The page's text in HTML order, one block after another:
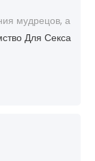
мудрецов, а
Для Секса